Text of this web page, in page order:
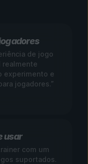
de jogo
realmente
experimento e
jogadores.”
usar
com um
suportados.